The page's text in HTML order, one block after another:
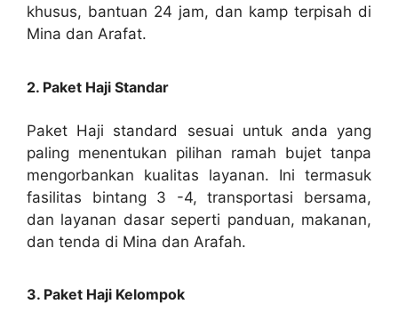
khusus, bantuan 24 jam, dan kamp terpisah di
Mina dan Arafat.
2. Paket Haji Standar
Paket Haji standard sesuai untuk anda yang
paling menentukan pilihan ramah bujet tanpa
mengorbankan kualitas layanan. Ini termasuk
fasilitas bintang 3 -4, transportasi bersama,
dan layanan dasar seperti panduan, makanan,
dan tenda di Mina dan Arafah.
3. Paket Haji Kelompok